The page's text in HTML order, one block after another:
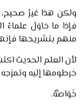
ولكن هذا غيرُ
فإذا ما حَاوَلَ علماءُ
منهم بتشريحها
لأن العلم الحديث
خرطومها إليه
خَوَاصَّهُ.